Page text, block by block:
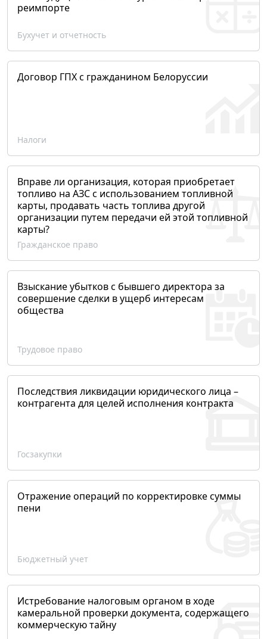
реимпорте
Бухучет и отчетность
Договор ГПХ с гражданином Белоруссии
Налоги
Вправе ли организация, которая приобретает
топливо на АЗС с использованием топливной
карты, продавать часть топлива другой
организации путем передачи ей этой топливной
карты?
Гражданское право
Взыскание убытков с бывшего директора за
совершение сделки в ущерб интересам
общества
Трудовое право
Последствия ликвидации юридического лица –
контрагента для целей исполнения контракта
Госзакупки
Отражение операций по корректировке суммы
пени
Бюджетный учет
Истребование налоговым органом в ходе
камеральной проверки документа, содержащего
коммерческую тайну